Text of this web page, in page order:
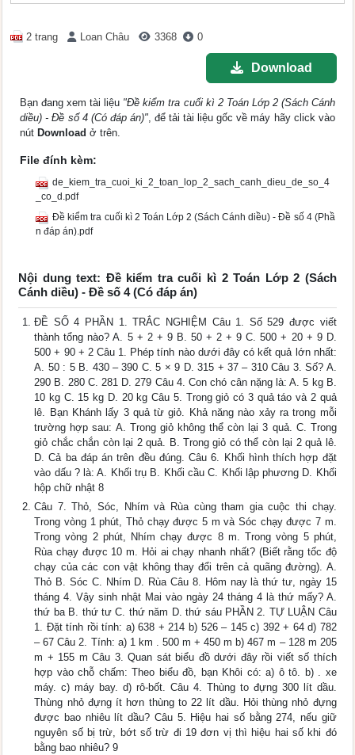
2 trang Loan Châu 3368 0
Download
Bạn đang xem tài liệu "Đề kiểm tra cuối kì 2 Toán Lớp 2 (Sách Cánh
diều) - Đề số 4 (Có đáp án)", để tải tài liệu gốc về máy hãy click vào
nút Download ở trên.
File đính kèm:
de_kiem_tra_cuoi_ki_2_toan_lop_2_sach_canh_dieu_de_so_4
_co_d.pdf
Đề kiểm tra cuối kì 2 Toán Lớp 2 (Sách Cánh diều) - Đề số 4 (Phầ
n đáp án).pdf
Nội dung text: Đề kiểm tra cuối kì 2 Toán Lớp 2 (Sách
Cánh diều) - Đề số 4 (Có đáp án)
ĐỀ SỐ 4 PHẦN 1. TRẮC NGHIỆM Câu 1. Số 529 được viết
thành tổng nào? A. 5 + 2 + 9 B. 50 + 2 + 9 C. 500 + 20 + 9 D.
500 + 90 + 2 Câu 1. Phép tính nào dưới đây có kết quả lớn nhất:
A. 50 : 5 B. 430 – 390 C. 5 × 9 D. 315 + 37 – 310 Câu 3. Số? A.
290 B. 280 C. 281 D. 279 Câu 4. Con chó cân nặng là: A. 5 kg B.
10 kg C. 15 kg D. 20 kg Câu 5. Trong giỏ có 3 quả táo và 2 quả
lê. Bạn Khánh lấy 3 quả từ giỏ. Khả năng nào xảy ra trong mỗi
trường hợp sau: A. Trong giỏ không thể còn lại 3 quả. C. Trong
giỏ chắc chắn còn lại 2 quả. B. Trong giỏ có thể còn lại 2 quả lê.
D. Cả ba đáp án trên đều đúng. Câu 6. Khối hình thích hợp đặt
vào dấu ? là: A. Khối trụ B. Khối cầu C. Khối lập phương D. Khối
hộp chữ nhật 8
Câu 7. Thỏ, Sóc, Nhím và Rùa cùng tham gia cuộc thi chạy.
Trong vòng 1 phút, Thỏ chạy được 5 m và Sóc chạy được 7 m.
Trong vòng 2 phút, Nhím chạy được 8 m. Trong vòng 5 phút,
Rùa chạy được 10 m. Hỏi ai chạy nhanh nhất? (Biết rằng tốc độ
chạy của các con vật không thay đổi trên cả quãng đường). A.
Thỏ B. Sóc C. Nhím D. Rùa Câu 8. Hôm nay là thứ tư, ngày 15
tháng 4. Vậy sinh nhật Mai vào ngày 24 tháng 4 là thứ mấy? A.
thứ ba B. thứ tư C. thứ năm D. thứ sáu PHẦN 2. TỰ LUẬN Câu
1. Đặt tính rồi tính: a) 638 + 214 b) 526 – 145 c) 392 + 64 d) 782
– 67 Câu 2. Tính: a) 1 km . 500 m + 450 m b) 467 m – 128 m 205
m + 155 m Câu 3. Quan sát biểu đồ dưới đây rồi viết số thích
hợp vào chỗ chấm: Theo biểu đồ, bạn Khôi có: a) ô tô. b) . xe
máy. c) máy bay. d) rô-bốt. Câu 4. Thùng to đựng 300 lít dầu.
Thùng nhỏ đựng ít hơn thùng to 22 lít dầu. Hỏi thùng nhỏ đựng
được bao nhiêu lít dầu? Câu 5. Hiệu hai số bằng 274, nếu giữ
nguyên số bị trừ, bớt số trừ đi 19 đơn vị thì hiệu hai số khi đó
bằng bao nhiêu? 9